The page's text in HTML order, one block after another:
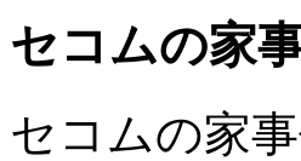
セコムの家
セコムの家